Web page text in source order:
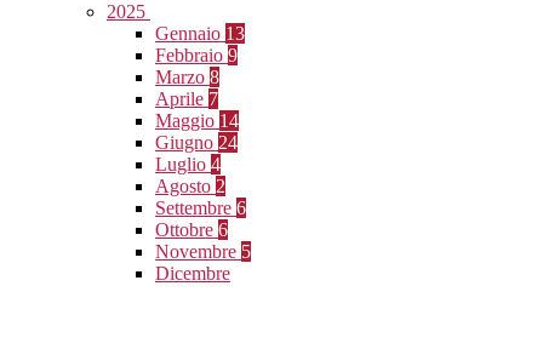
2025
Gennaio 13
Febbraio 9
Marzo 8
Aprile 7
Maggio 14
Giugno 24
Luglio 4
Agosto 2
Settembre 6
Ottobre 6
Novembre 5
Dicembre